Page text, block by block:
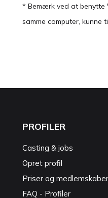
* Bemærk ved at benytte
samme computer, kunne
PROFILER
Casting & jobs
Opret profil
Priser og medlemskaber
FAQ - Profiler